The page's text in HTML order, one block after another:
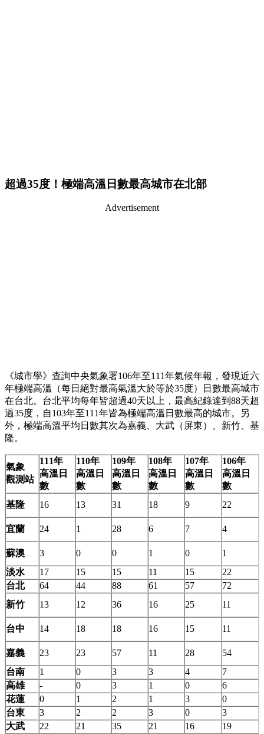
超過35度！極端高溫日數最高城市在北部
Advertisement
《城市學》查詢中央氣象署106年至111年氣候年報，發現近六
年極端高溫（每日絕對最高氣溫大於等於35度）日數最高城市
在台北。台北平均每年皆超過40天以上，最高紀錄達到88天超
過35度，自103年至111年皆為極端高溫日數最高的城市。另
外，極端高溫平均日數其次為嘉義、大武（屏東）、新竹、基
隆。
氣象
觀測站
111年
高溫日
數
110年
高溫日
數
109年
高溫日
數
108年
高溫日
數
107年
高溫日
數
106年
高溫日
數
基隆
16 13 31 18 9 22
宜蘭 24 1 28 6 7 4
蘇澳 3 0 0 1 0
1
淡水
17 15 15 11 15
22
台北
64 44 88 61 57
72
新竹
13 12 36 16 25 11
台中 14 18 18 16 15 11
嘉義 23 23 57 11 28
54
台南
1 0 3 3 4
7
高雄
- 0 3 1 0
6
花蓮
0 1 2 1 3
0
台東
3 2 2 3 0
3
大武
22 21 35 21 16
19